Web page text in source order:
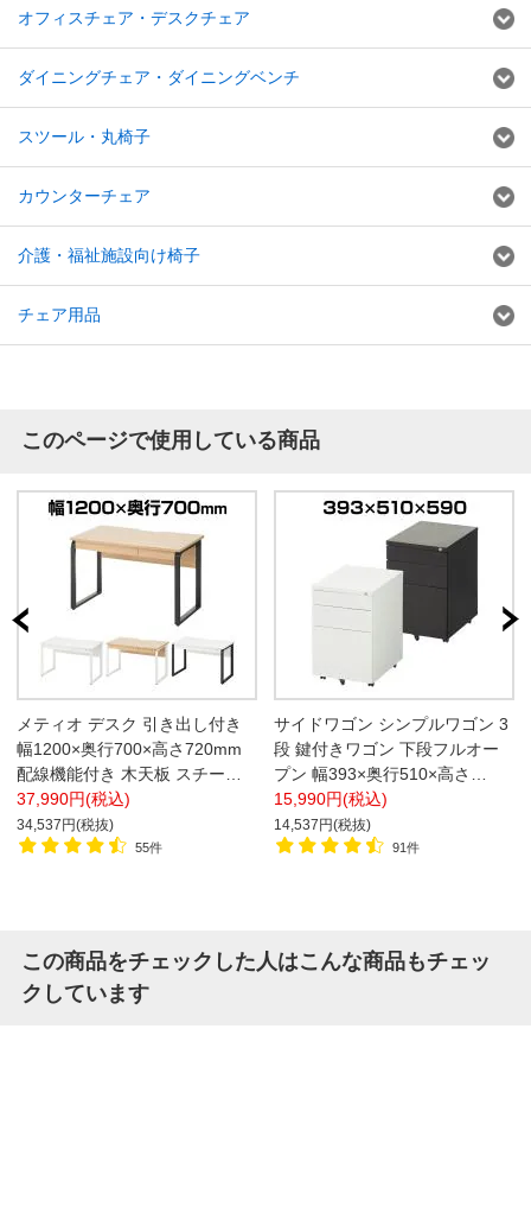
オフィスチェア・デスクチェア
ダイニングチェア・ダイニングベンチ
スツール・丸椅子
カウンターチェア
介護・福祉施設向け椅子
チェア用品
このページで使用している商品
メティオ デスク 引き出し付き
幅1200×奥行700×高さ720mm
配線機能付き 木天板 スチール
脚 平机 ワークデスク オフィス
【ホワイト×ホワイト・ホワイ
ト×ブラック販売終了】
37,990円(税込)
34,537円(税抜)
55件
サイドワゴン シンプルワゴン 3
段 鍵付きワゴン 下段フルオー
プン 幅393×奥行510×高さ
590mm シリンダー錠 オフィス
ワゴン サイドワゴン デスクワ
ゴン キャスター付き 【ホワイ
15,990円(税込)
14,537円(税抜)
91件
この商品をチェックした人はこんな商品もチェッ
クしています